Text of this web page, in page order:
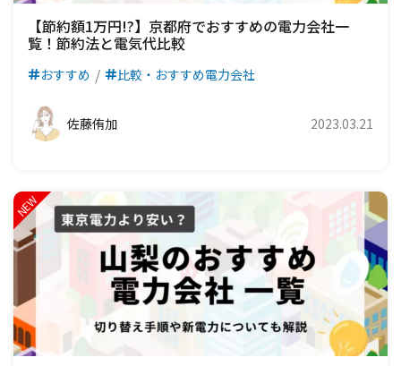
【節約額1万円!?】京都府でおすすめの電力会社一
覧！節約法と電気代比較
おすすめ 比較・おすすめ電力会社
佐藤侑加 2023.03.21